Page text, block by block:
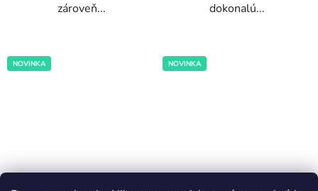
zároveň...
dokonalú...
NOVINKA NOVINKA